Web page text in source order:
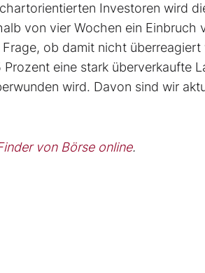
Investoren wird
von vier Wochen ein Einbruch
ob damit nicht überreagiert
eine stark überverkaufte
wird. Davon sind wir
von Börse online.